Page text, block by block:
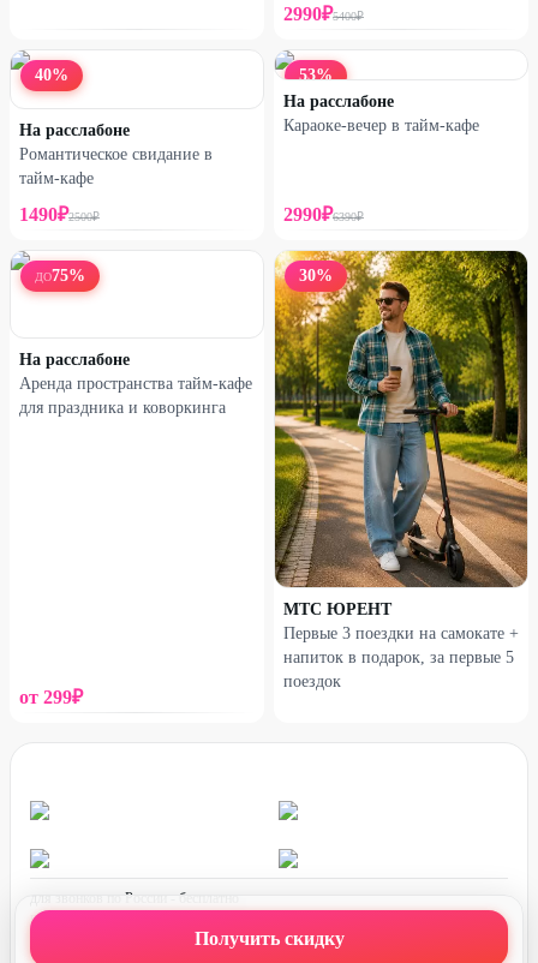
Получить скидку
2990₽5400₽
40%
На расслабоне
Романтическое свидание в
тайм-кафе
1490₽2500₽
53%
На расслабоне
Караоке-вечер в тайм-кафе
2990₽6390₽
ДО75%
На расслабоне
Аренда пространства тайм-кафе
для праздника и коворкинга
от 299₽
30%
МТС ЮРЕНТ
Первые 3 поездки на самокате +
напиток в подарок, за первые 5
поездок
для звонков по России - бесплатно
график работы:
ПН-ПТ с 08:00 до 17:00 (по МСК)